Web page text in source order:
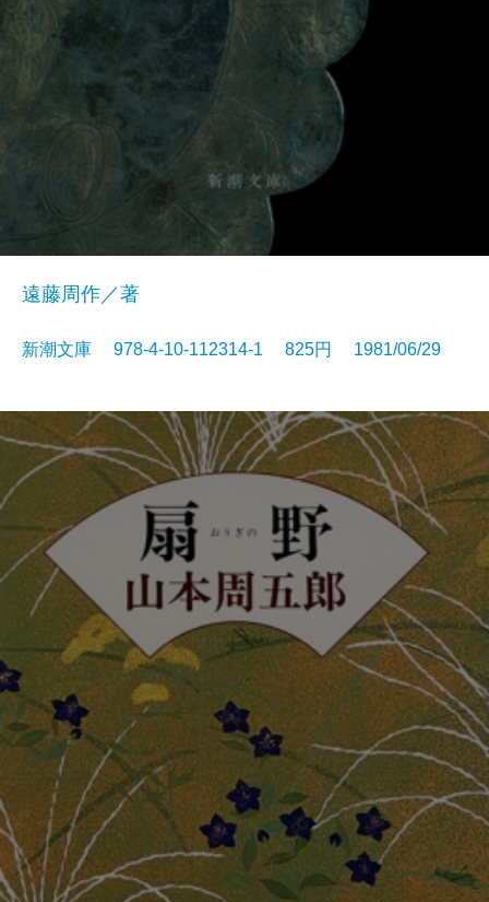
遠藤周作／著
新潮文庫 978-4-10-112314-1 825円 1981/06/29